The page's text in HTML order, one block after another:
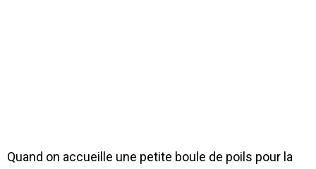
Quand on accueille une petite boule de poils pour la